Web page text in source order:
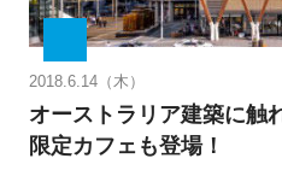
2018.6.14（木）
オーストラリア建築に触
限定カフェも登場！